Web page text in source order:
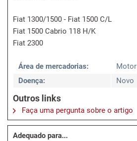
Fiat 1300/1500 - Fiat 1500 C/L
Fiat 1500 Cabrio 118 H/K
Fiat 2300
Área de mercadorias:
Motor
Doença:
Novo
Outros links
Faça uma pergunta sobre o artigo
Adequado para...